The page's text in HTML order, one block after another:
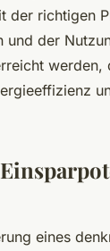
der richtigen
der
werden,
eines